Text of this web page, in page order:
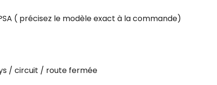
( précisez le modèle exact à la commande)
/ circuit / route fermée